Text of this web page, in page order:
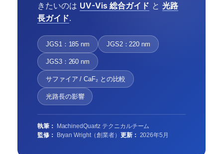
きたいのは UV-Vis 総合ガイド と 光路
長ガイド.
JGS1：185 nm JGS2：220 nm
JGS3：260 nm
サファイア / CaF₂ との比較
光路長の影響
執筆：
MachinedQuartz テクニカルチーム
監修：
Bryan Wright（創業者） 更新： 2026年5月